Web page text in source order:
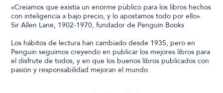
«Creíamos que existía un enorme público para los libros hechos
con inteligencia a bajo precio, y lo apostamos todo por ello».
Sir Allen Lane, 1902-1970, fundador de Penguin Books
Los hábitos de lectura han cambiado desde 1935, pero en
Penguin seguimos creyendo en publicar los mejores libros para
el disfrute de todos, y en que los buenos libros publicados con
pasión y responsabilidad mejoran el mundo.